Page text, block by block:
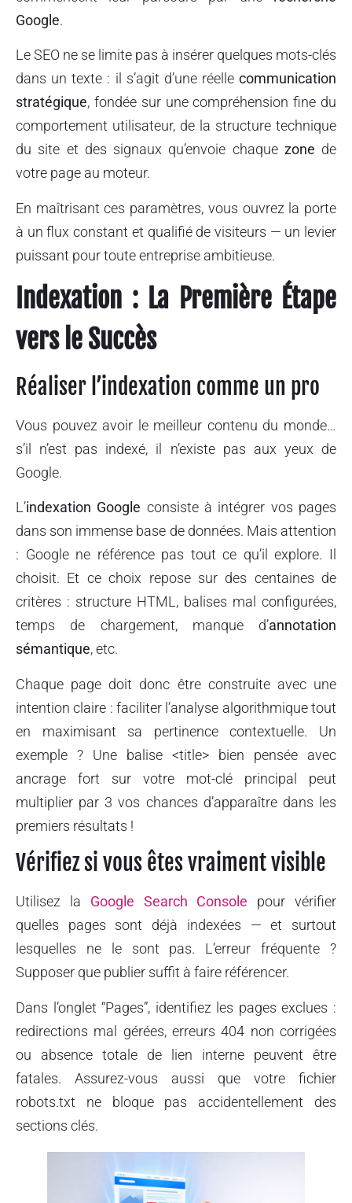
Google.
Le SEO ne se limite pas à insérer quelques mots-clés
dans un texte : il s’agit d’une réelle communication
stratégique, fondée sur une compréhension fine du
comportement utilisateur, de la structure technique
du site et des signaux qu’envoie chaque zone de
votre page au moteur.
En maîtrisant ces paramètres, vous ouvrez la porte
à un flux constant et qualifié de visiteurs — un levier
puissant pour toute entreprise ambitieuse.
Indexation : La Première Étape
vers le Succès
Réaliser l’indexation comme un pro
Vous pouvez avoir le meilleur contenu du monde…
s’il n’est pas indexé, il n’existe pas aux yeux de
Google.
L’indexation Google consiste à intégrer vos pages
dans son immense base de données. Mais attention
: Google ne référence pas tout ce qu’il explore. Il
choisit. Et ce choix repose sur des centaines de
critères : structure HTML, balises mal configurées,
temps de chargement, manque d’annotation
sémantique, etc.
Chaque page doit donc être construite avec une
intention claire : faciliter l’analyse algorithmique tout
en maximisant sa pertinence contextuelle. Un
exemple ? Une balise <title> bien pensée avec
ancrage fort sur votre mot-clé principal peut
multiplier par 3 vos chances d’apparaître dans les
premiers résultats !
Vérifiez si vous êtes vraiment visible
Utilisez la Google Search Console pour vérifier
quelles pages sont déjà indexées — et surtout
lesquelles ne le sont pas. L’erreur fréquente ?
Supposer que publier suffit à faire référencer.
Dans l’onglet “Pages”, identifiez les pages exclues :
redirections mal gérées, erreurs 404 non corrigées
ou absence totale de lien interne peuvent être
fatales. Assurez-vous aussi que votre fichier
robots.txt ne bloque pas accidentellement des
sections clés.